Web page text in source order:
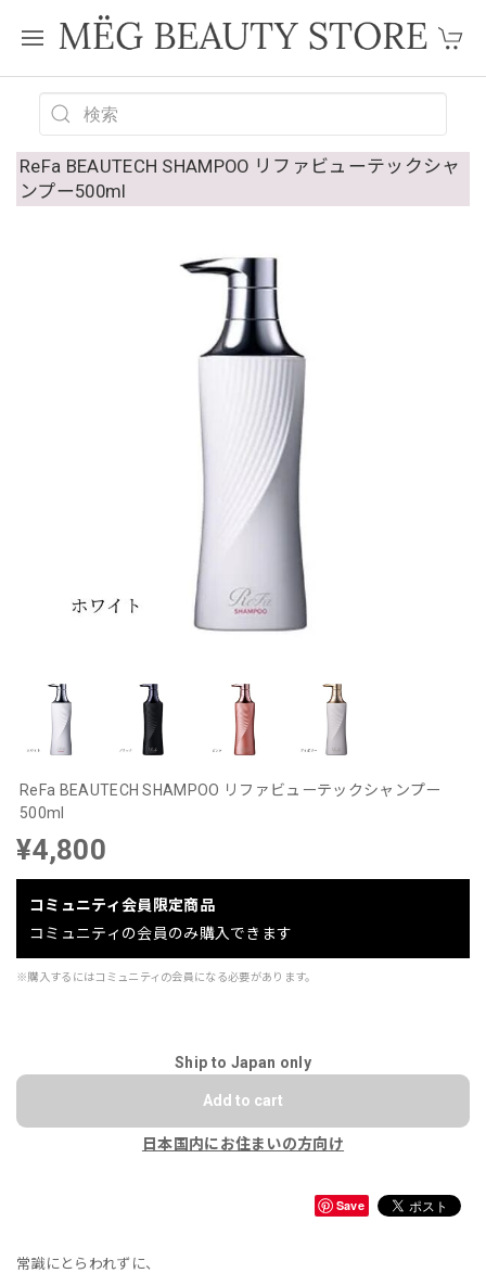
ReFa BEAUTECH SHAMPOO リファビューテックシャ
ンプー500ml
ReFa BEAUTECH SHAMPOO リファビューテックシャンプー
500ml
¥4,800
コミュニティ会員限定商品
コミュニティの会員のみ購入できます
※購入するにはコミュニティの会員になる必要があります。
Ship to Japan only
Add to cart
日本国内にお住まいの方向け
Save
常識にとらわれずに、